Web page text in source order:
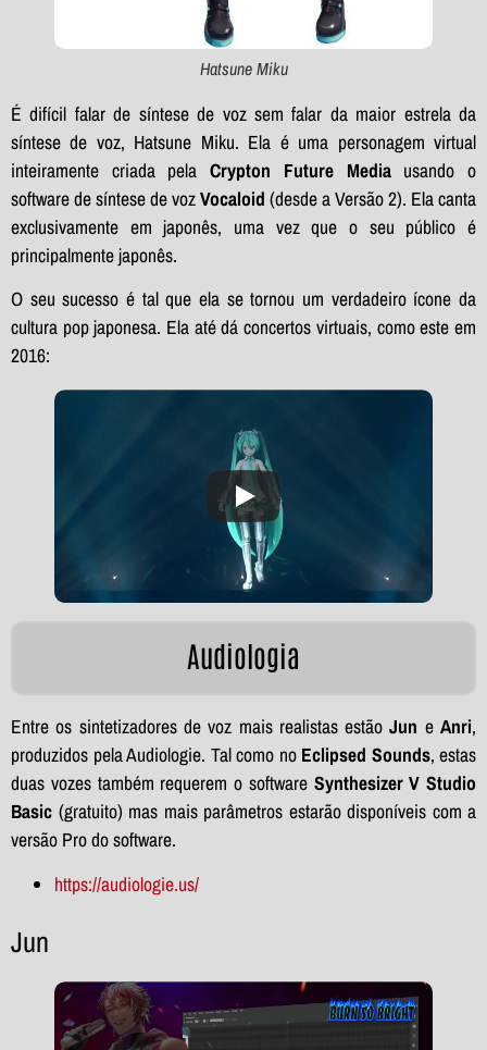
Hatsune Miku
É difícil falar de síntese de voz sem falar da maior estrela da
síntese de voz, Hatsune Miku. Ela é uma personagem virtual
inteiramente criada pelaCrypton Future Mediausando o
software de síntese de vozVocaloid (desde a Versão 2). Ela canta
exclusivamente em japonês, uma vez que o seu público é
principalmente japonês.
O seu sucesso é tal que ela se tornou um verdadeiro ícone da
cultura pop japonesa. Ela até dá concertos virtuais, como este em
2016:
Audiologia
Entre os sintetizadores de voz mais realistas estãoJun eAnri,
produzidos pela Audiologie. Tal como no Eclipsed Sounds, estas
duas vozes também requerem o software Synthesizer V Studio
Basic (gratuito) mas mais parâmetros estarão disponíveis com a
versão Pro do software.
https://audiologie.us/
Jun